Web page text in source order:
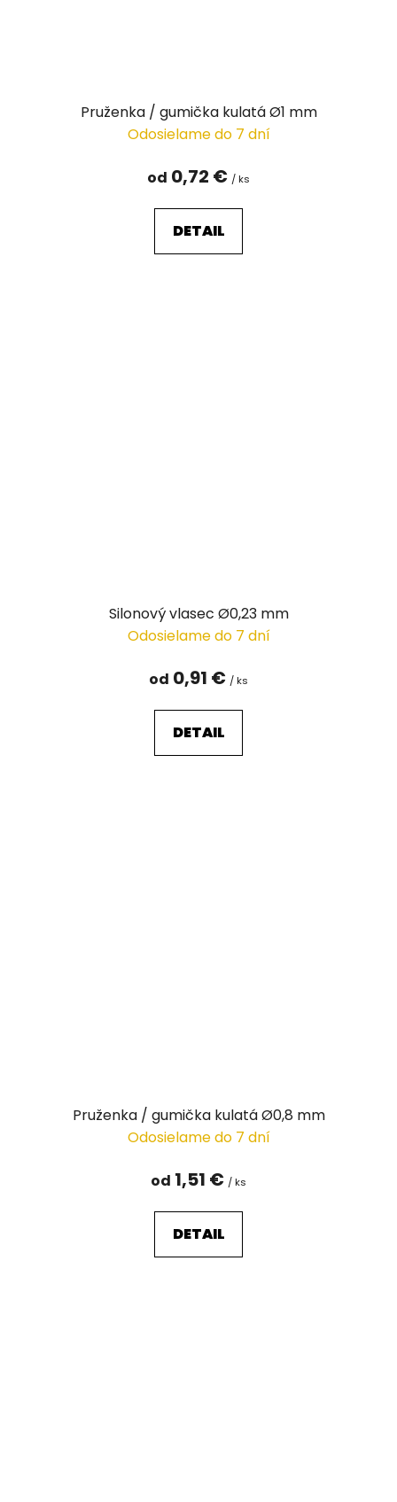
Pruženka / gumička kulatá Ø1 mm
Odosielame do 7 dní
od 0,72 € / ks
DETAIL
Silonový vlasec Ø0,23 mm
Odosielame do 7 dní
od 0,91 € / ks
DETAIL
Pruženka / gumička kulatá Ø0,8 mm
Odosielame do 7 dní
od 1,51 € / ks
DETAIL